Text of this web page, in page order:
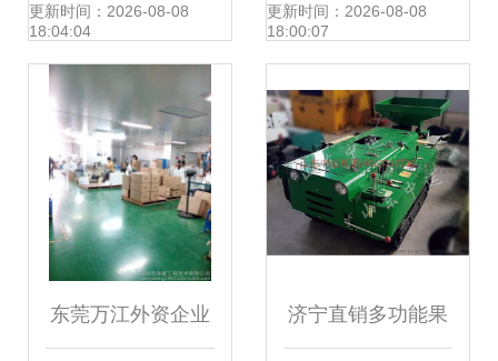
可用于环境执法
更新时间：2026-08-08
18:04:04
检测,教你在实验中
更新时间：2026-08-08
18:00:07
东莞万江外资企业 济宁直销多功能果